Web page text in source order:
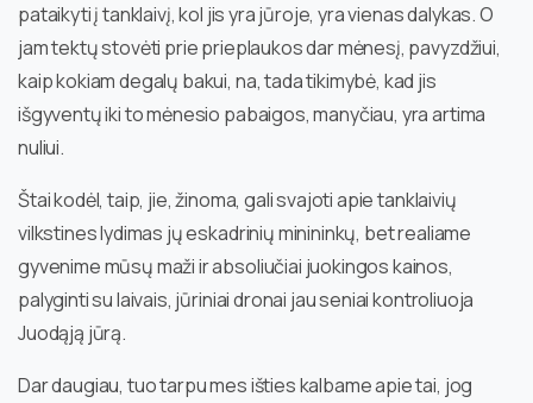
pataikyti į tanklaivį, kol jis yra jūroje, yra vienas dalykas. O
jam tektų stovėti prie prieplaukos dar mėnesį, pavyzdžiui,
kaip kokiam degalų bakui, na, tada tikimybė, kad jis
išgyventų iki to mėnesio pabaigos, manyčiau, yra artima
nuliui.
Štai kodėl, taip, jie, žinoma, gali svajoti apie tanklaivių
vilkstines lydimas jų eskadrinių minininkų, bet realiame
gyvenime mūsų maži ir absoliučiai juokingos kainos,
palyginti su laivais, jūriniai dronai jau seniai kontroliuoja
Juodąją jūrą.
Dar daugiau, tuo tarpu mes išties kalbame apie tai, jog